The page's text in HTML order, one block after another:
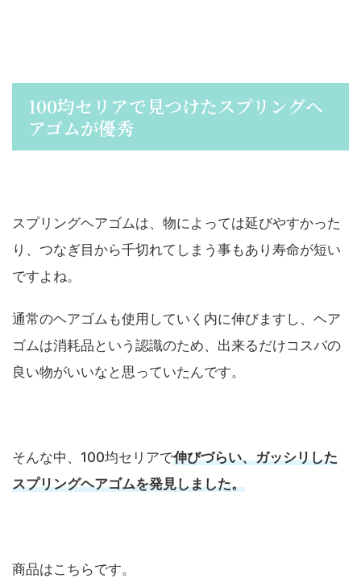
100均セリアで見つけたスプリングヘ
アゴムが優秀
スプリングヘアゴムは、物によっては延びやすかった
り、つなぎ目から千切れてしまう事もあり寿命が短い
ですよね。
通常のヘアゴムも使用していく内に伸びますし、ヘア
ゴムは消耗品という認識のため、出来るだけコスパの
良い物がいいなと思っていたんです。
そんな中、100均セリアで伸びづらい、ガッシリした
スプリングヘアゴムを発見しました。
商品はこちらです。